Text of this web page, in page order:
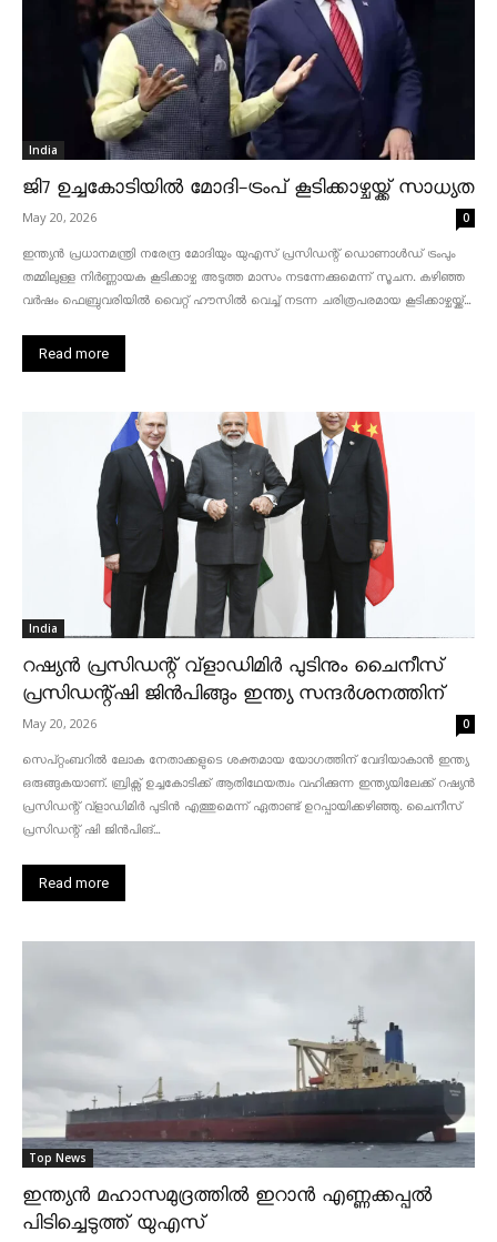
India
ജി7 ഉച്ചകോടിയിൽ മോദി-ട്രംപ് കൂടിക്കാഴ്ചയ്ക്ക് സാധ്യത
May 20, 2026 0
ഇന്ത്യൻ പ്രധാനമന്ത്രി നരേന്ദ്ര മോദിയും യുഎസ് പ്രസിഡന്റ് ഡൊണാൾഡ് ട്രംപും
തമ്മിലുള്ള നിർണ്ണായക കൂടിക്കാഴ്ച അടുത്ത മാസം നടന്നേക്കുമെന്ന് സൂചന. കഴിഞ്ഞ
വർഷം ഫെബ്രുവരിയിൽ വൈറ്റ് ഹൗസിൽ വെച്ച് നടന്ന ചരിത്രപരമായ കൂടിക്കാഴ്ചയ്ക്ക്...
Read more
India
റഷ്യൻ പ്രസിഡന്റ് വ്‌ളാഡിമിർ പുടിനും ചൈനീസ്
പ്രസിഡന്റ്ഷി ജിൻപിങ്ങും ഇന്ത്യ സന്ദർശനത്തിന്
May 20, 2026 0
സെപ്റ്റംബറിൽ ലോക നേതാക്കളുടെ ശക്തമായ യോഗത്തിന് വേദിയാകാൻ ഇന്ത്യ
ഒരുങ്ങുകയാണ്. ബ്രിക്സ് ഉച്ചകോടിക്ക് ആതിഥേയത്വം വഹിക്കുന്ന ഇന്ത്യയിലേക്ക് റഷ്യൻ
പ്രസിഡന്റ് വ്‌ളാഡിമിർ പുടിൻ എത്തുമെന്ന് ഏതാണ്ട് ഉറപ്പായിക്കഴിഞ്ഞു. ചൈനീസ്
പ്രസിഡന്റ് ഷി ജിൻപിങ്...
Read more
Top News
ഇന്ത്യൻ മഹാസമുദ്രത്തിൽ ഇറാൻ എണ്ണക്കപ്പൽ
പിടിച്ചെടുത്ത് യുഎസ്